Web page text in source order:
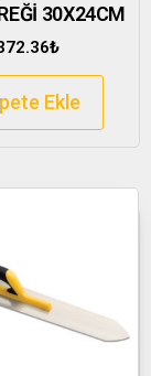
30X24CM
₺
Ekle